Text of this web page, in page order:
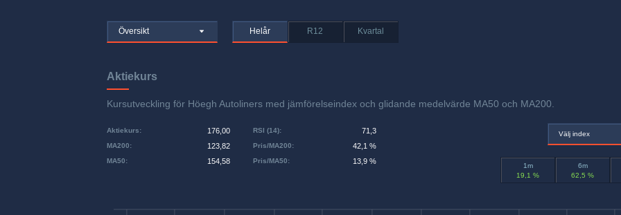
Översikt Helår R12 Kvartal
Aktiekurs
Kursutveckling för Höegh Autoliners med jämförelseindex och glidande medelvärde MA50 och MA200.
Aktiekurs: 176,00
MA50: 154,58
MA200: 123,82 Pris/MA200: 42,1 %
RSI (14): 71,3
Pris/MA50: 13,9 %
Välj index
1m
19,1 %
6m
62,5 %